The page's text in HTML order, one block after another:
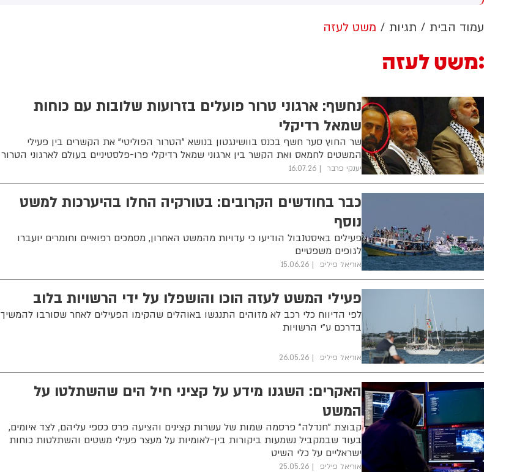
ופינו אותה לבית החולים
ותקבל 1.1 מיליון שקלים.
עמוד הבית תגיות משט לעזה
משט לעזה
נחשף: ארגוני טרור פועלים בזרועות שלובות עם כוחות
שמאל רדיקלי
שר החוץ סער חשף בכנס בוושינגטון בנושא ״הטרור הפוליטי״ את הקשרים בין פעילי
המשטים לחמאס ואת הקשר בין ארגוני שמאל רדיקלי פרו-פלסטיניים בעולם לארגוני הטרור
יענקי פרבר 16.07.26
כבר בחודשים הקרובים: בטורקיה החלו בהיערכות למשט
נוסף
פעילים באיסטנבול הודיעו כי עדויות מהמשט האחרון, מסמכים רפואיים וחומרים יועברו
לגופים משפטיים
אוריאל פיליפ 15.06.26
פעילי המשט לעזה הוכו והושפלו על ידי הרשויות בלוב
לפי הדיווח כלי רכב לא מזוהים התנגשו באוהלים שהקימו הפעילים לאחר שסורבו להמשיך
בדרכם ע"י הרשויות
אוריאל פיליפ 26.05.26
האקרים: השגנו מידע על קציני חיל הים שהשתלטו על
המשט
קבוצת "חנדלה" פרסמה שמות של עשרות קצינים והציעה פרס כספי עליהם, לצד איומים,
בעוד שבמקביל נשמעות ביקורות בין-לאומיות על מעצר פעילי משטים והשתלטות כוחות
ישראליים על כלי השיט
אוריאל פיליפ 25.05.26